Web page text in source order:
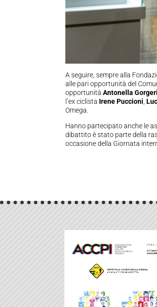
A seguire, sempre alla
alle pari opportunità del
opportunitàAntonella
l’ex ciclista Irene Puccioni ,
Omega.
Hanno partecipato anche le
dibattito è stato parte della
occasione della Giornata